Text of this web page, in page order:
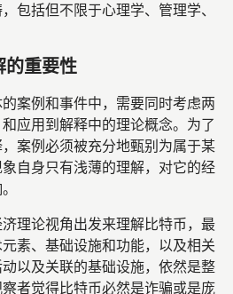
包括但不限于心理学、管理学、
的重要性
案例和事件中，需要同时考虑两
应用到解释中的理论概念。为了
案例必须被充分地甄别为属于某
自身只有浅薄的理解，对它的经
理论视角出发来理解比特币，最
素、基础设施和功能，以及相关
以及关联的基础设施，依然是整
者觉得比特币必然是诈骗或是庞